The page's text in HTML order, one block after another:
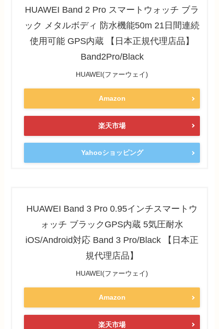
HUAWEI Band 2 Pro スマートウォッチ ブラ
ック メタルボディ 防水機能50m 21日間連続
使用可能 GPS内蔵 【日本正規代理店品】
Band2Pro/Black
HUAWEI(ファーウェイ)
Amazon
楽天市場
Yahooショッピング
HUAWEI Band 3 Pro 0.95インチスマートウ
ォッチ ブラックGPS内蔵 5気圧耐水
iOS/Android対応 Band 3 Pro/Black 【日本正
規代理店品】
HUAWEI(ファーウェイ)
Amazon
楽天市場